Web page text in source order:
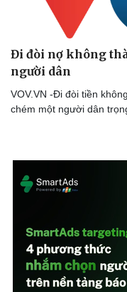
Đi đòi nợ không
người dân
VOV.VN -Đi đòi tiền
chém một người dân